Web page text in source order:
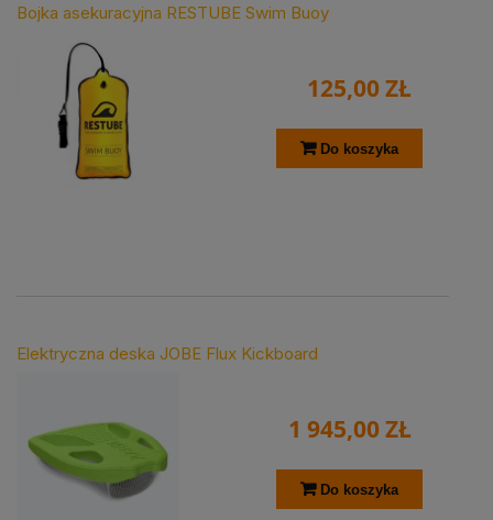
Bojka asekuracyjna RESTUBE Swim Buoy
125,00 ZŁ
Do koszyka
Elektryczna deska JOBE Flux Kickboard
1 945,00 ZŁ
Do koszyka